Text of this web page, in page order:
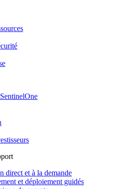
direct et à la demande
et déploiement guidés